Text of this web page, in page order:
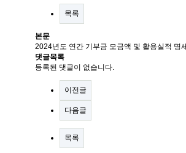
목록
본문
2024년도 연간 기부금 모금액 및 활용실적 명
댓글목록
등록된 댓글이 없습니다.
이전글
다음글
목록